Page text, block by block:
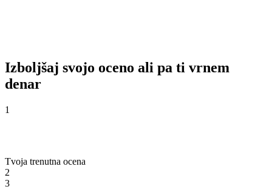
Izboljšaj svojo oceno ali pa ti vrnem
denar
1
Tvoja trenutna ocena
2
3